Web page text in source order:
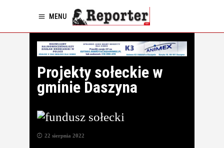
MENU
Projekty sołeckie w
gminie Daszyna
22 sierpnia 2022